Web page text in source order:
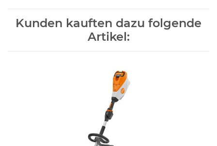
Kunden kauften dazu folgende
Artikel: